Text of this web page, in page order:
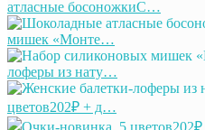
атласные босоножкиС…
мишек «Монте…
лоферы из нату…
цветов202₽ + д…